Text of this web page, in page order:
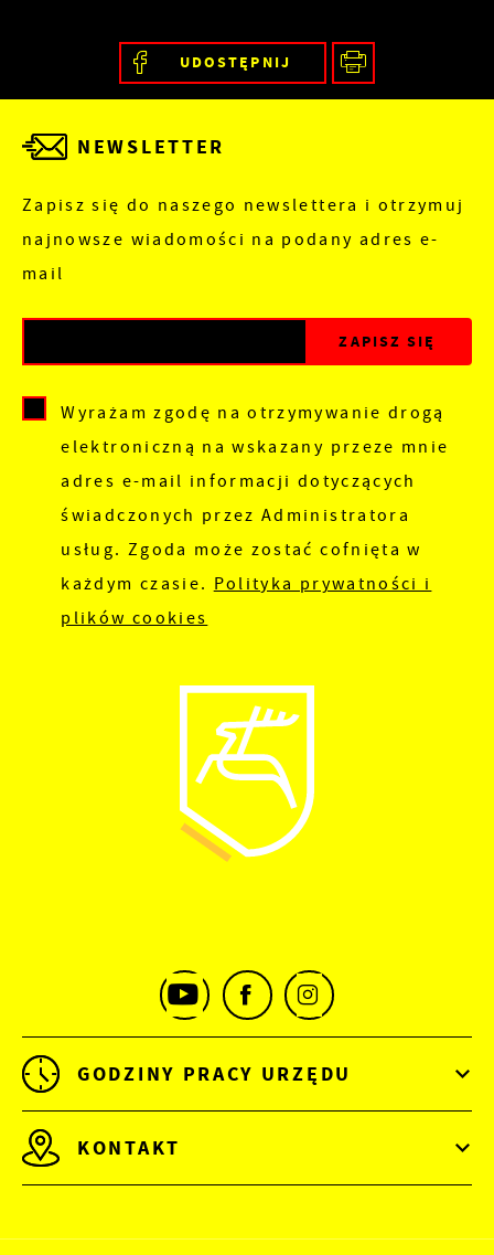
UDOSTĘPNIJ
NEWSLETTER
Zapisz się do naszego newslettera i otrzymuj
najnowsze wiadomości na podany adres e-
mail
Wyrażam zgodę na otrzymywanie drogą
elektroniczną na wskazany przeze mnie
adres e-mail informacji dotyczących
świadczonych przez Administratora
usług. Zgoda może zostać cofnięta w
każdym czasie. Polityka prywatności i
plików cookies
GODZINY PRACY URZĘDU
KONTAKT